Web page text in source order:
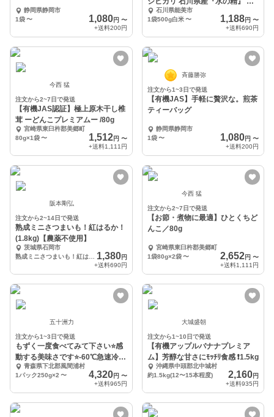
静岡県静岡市
1袋〜 1,080円 〜
+送料200円
洗米対応
石川県能美市
1袋500g白米 〜 1,188円 〜
+送料690円
今西 猛
注文から2~7日で発送
【有機JAS認証】極上原木干し椎
茸 ーどんこプレミアムー /80g
宮崎県東臼杵郡美郷町
80g×1袋〜 1,512円 〜
+送料1,111円
斉藤勝弥
注文から1~3日で発送
【有機JAS】手軽に贅沢な。煎茶
ティーバッグ
静岡県静岡市
1袋 〜 1,080円 〜
+送料200円
阪本剛弘
注文から2~14日で発送
熟成ミニさつまいも！紅はるか！
(1.8kg)【農薬不使用】
茨城県石岡市
1,380円
+送料690円
今西 猛
注文から2~7日で発送
【お節・煮物に最適】ひとくちど
んこ／80g
宮崎県東臼杵郡美郷町
1袋80g×2袋 〜 2,652円 〜
+送料1,111円
五十洲力
注文から1~3日で発送
もずく一度食べてみて下さい⭐️感
動する美味さです⭐️-60℃急速冷凍
❗津軽海峡
青森県下北郡風間浦村
1パック250g×2 〜 4,320円 〜
+送料965円
大城盛朝
注文から1~10日で発送
【有機アップルバナナプレミア
ム】芳醇な甘さにﾓｯﾁﾘ食感 ❗️1.5kg
沖縄県中頭郡北中城村
約1.5kg(12〜15本程度)
2,160円
+送料935円